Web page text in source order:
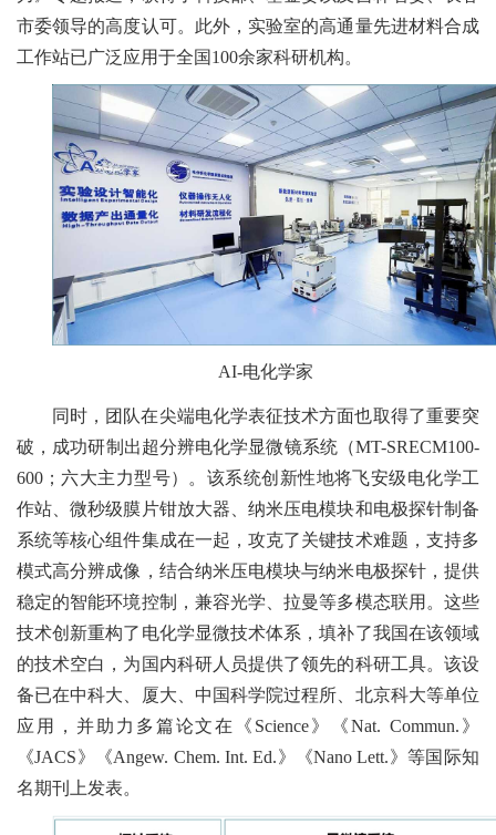
市委领导的高度认可。此外，实验室的高通量先进材料合成
工作站已广泛应用于全国 100余家科研机构。
AI-电化学家
同时，团队在尖端电化学表征技术方面也取得了重要突
破，成功研制出超分辨电化学显微镜系统（MT-SRECM100-
600；六大主力型号）。该系统创新性地将飞安级电化学工
作站、微秒级膜片钳放大器、纳米压电模块和电极探针制备
系统等核心组件集成在一起，攻克了关键技术难题，支持多
模式高分辨成像，结合纳米压电模块与纳米电极探针，提供
稳定的智能环境控制，兼容光学、拉曼等多模态联用。这些
技术创新重构了电化学显微技术体系，填补了我国在该领域
的技术空白，为国内科研人员提供了领先的科研工具。该设
备已在中科大、厦大、 中国科学院过程所、北京科大等单位
应用，并助力多篇论文在《 Science》《Nat. Commun.》
《JACS》《Angew. Chem. Int. Ed.》《Nano Lett.》等国际知
名期刊上发表。